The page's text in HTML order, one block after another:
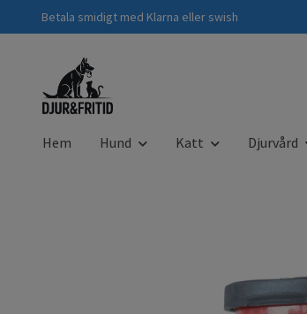
Betala smidigt med Klarna eller swish
Hem Hund Katt Djurvård